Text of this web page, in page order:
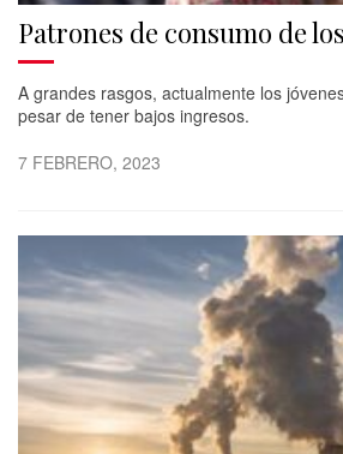
Patrones de consumo de
A grandes rasgos, actualmente los
pesar de tener bajos ingresos.
7 FEBRERO, 2023